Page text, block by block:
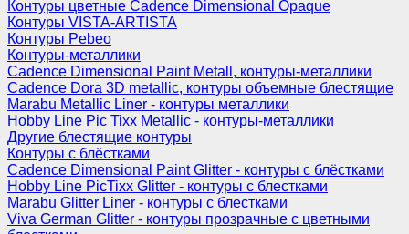
Контуры цветные Cadence Dimensional Opaque
Контуры VISTA-ARTISTA
Контуры Pebeo
Контуры-металлики
Cadence Dimensional Paint Metall, контуры-металлики
Cadence Dora 3D metallic, контуры объемные блестящие
Marabu Metallic Liner - контуры металлики
Hobby Line Pic Tixx Metallic - контуры-металлики
Другие блестящие контуры
Контуры с блёстками
Cadence Dimensional Paint Glitter - контуры с блёстками
Hobby Line PicTixx Glitter - контуры с блестками
Marabu Glitter Liner - контуры с блестками
Viva German Glitter - контуры прозрачные с цветными